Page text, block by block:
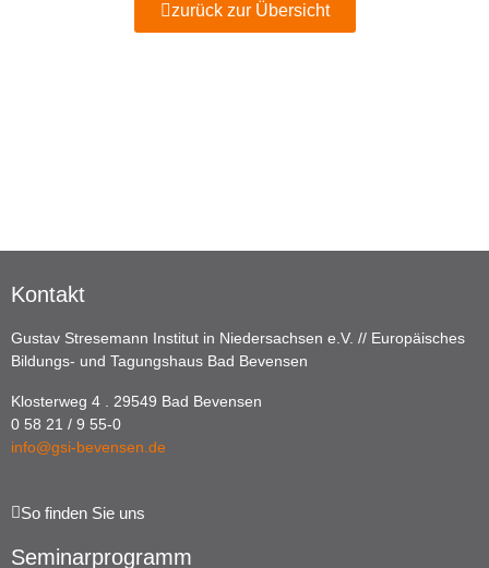
zurück zur Übersicht
Kontakt
Gustav Stresemann Institut in Niedersachsen e.V. // Europäisches
Bildungs- und Tagungshaus Bad Bevensen
Klosterweg 4 . 29549 Bad Bevensen
0 58 21 / 9 55-0
info@gsi-bevensen.de
So finden Sie uns
Seminarprogramm